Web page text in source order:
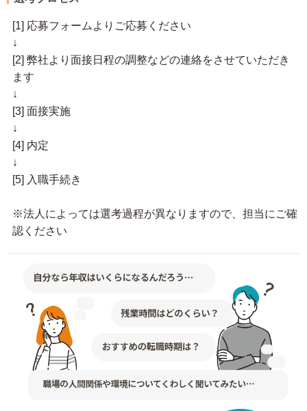
[1] 応募フォームよりご応募ください
↓
[2] 弊社より面接日程の調整などの連絡をさせていただき
ます
↓
[3] 面接実施
↓
[4] 内定
↓
[5] 入職手続き
※法人によっては選考過程が異なりますので、担当にご確
認ください